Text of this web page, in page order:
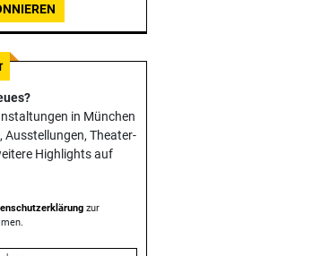
in München
Ausstellungen, Theater­
Highlights auf
zur